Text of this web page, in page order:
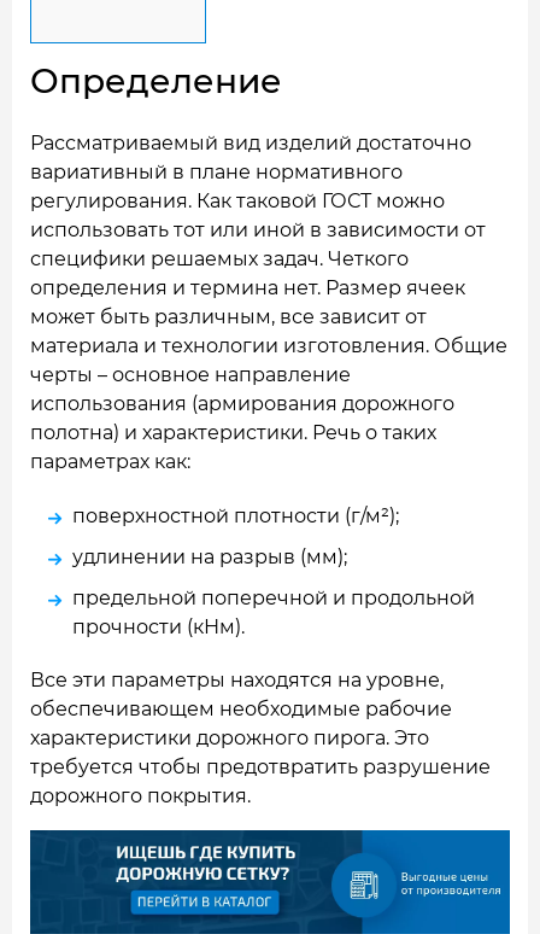
Определение
Рассматриваемый вид изделий достаточно
вариативный в плане нормативного
регулирования. Как таковой ГОСТ можно
использовать тот или иной в зависимости от
специфики решаемых задач. Четкого
определения и термина нет. Размер ячеек
может быть различным, все зависит от
материала и технологии изготовления. Общие
черты – основное направление
использования (армирования дорожного
полотна) и характеристики. Речь о таких
параметрах как:
поверхностной плотности (г/м²);
удлинении на разрыв (мм);
предельной поперечной и продольной
прочности (кНм).
Все эти параметры находятся на уровне,
обеспечивающем необходимые рабочие
характеристики дорожного пирога. Это
требуется чтобы предотвратить разрушение
дорожного покрытия.